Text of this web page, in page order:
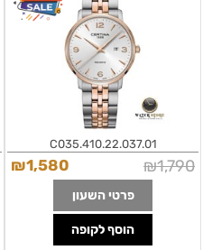
C035.410.22.037.01
₪1,790
₪1,580
פרטי השעון
הוסף לקופה